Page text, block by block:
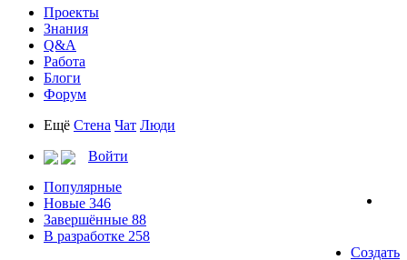
Проекты
Знания
Q&A
Работа
Блоги
Форум
Ещё Стена Чат Люди
Войти
Популярные
Новые 346
Завершённые 88
В разработке 258
Создать